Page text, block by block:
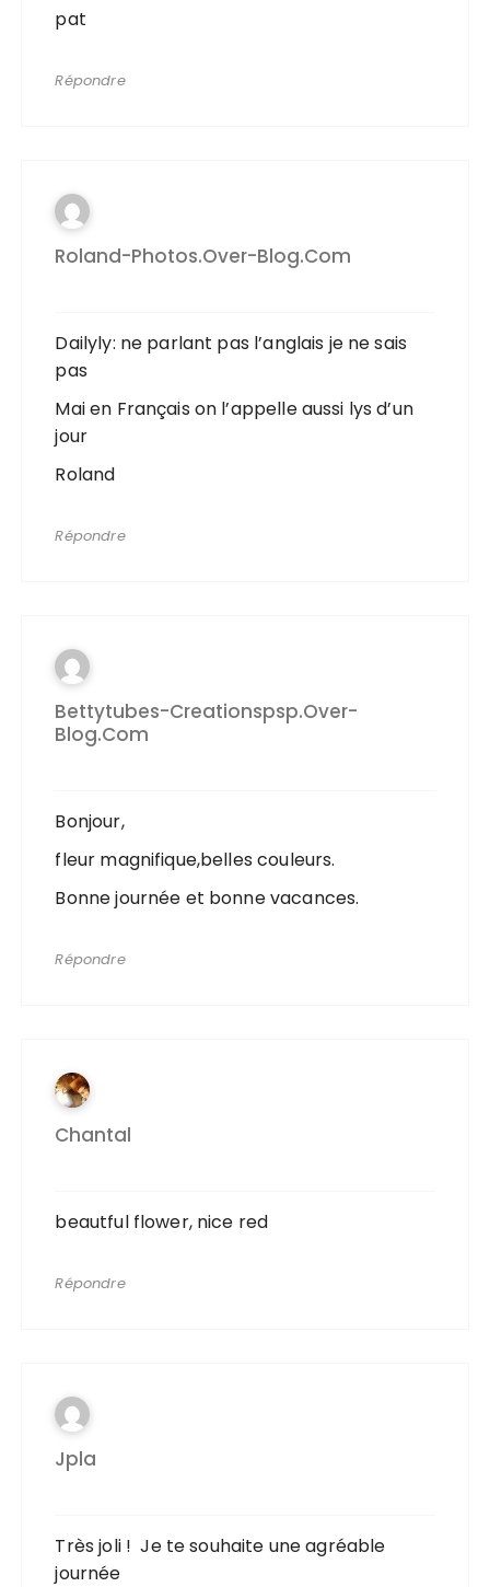
pat
Répondre
Roland-Photos.over-Blog.com
Dailyly: ne parlant pas l’anglais je ne sais
pas
Mai en Français on l’appelle aussi lys d’un
jour
Roland
Répondre
Bettytubes-Creationspsp.over-
Blog.com
Bonjour,
fleur magnifique,belles couleurs.
Bonne journée et bonne vacances.
Répondre
Chantal
beautful flower, nice red
Répondre
Jpla
Très joli ! Je te souhaite une agréable
journée